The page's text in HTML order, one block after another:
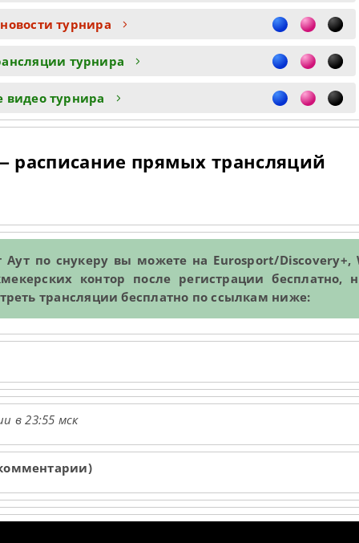
турнира
турнира
видео турнира
расписание прямых трансляций
по снукеру вы можете на Eurosport/Discovery+,
контор после регистрации бесплатно,
трансляции бесплатно по ссылкам ниже:
в 23:55 мск